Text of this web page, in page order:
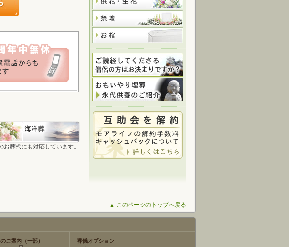
葬式にも対応しています。
▲ このページのトップへ戻る
ご案内（一部）
葬儀オプション